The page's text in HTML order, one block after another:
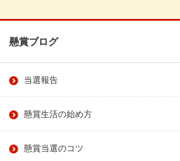
懸賞ブログ
当選報告
懸賞生活の始め方
懸賞当選のコツ